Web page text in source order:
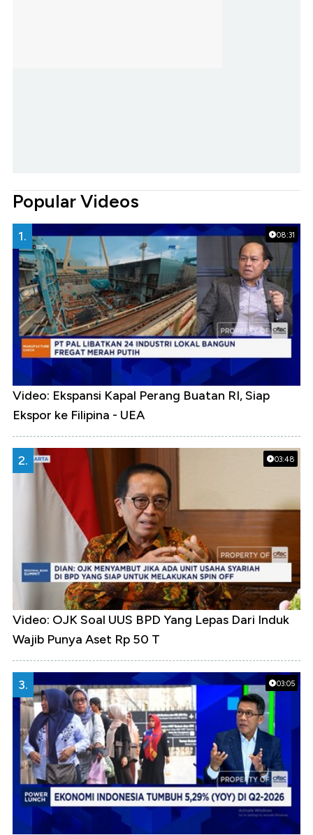
Popular Videos
08:31
1.
Video: Ekspansi Kapal Perang Buatan RI, Siap
Ekspor ke Filipina - UEA
03:48
2.
Video: OJK Soal UUS BPD Yang Lepas Dari Induk
Wajib Punya Aset Rp 50 T
03:05
3.